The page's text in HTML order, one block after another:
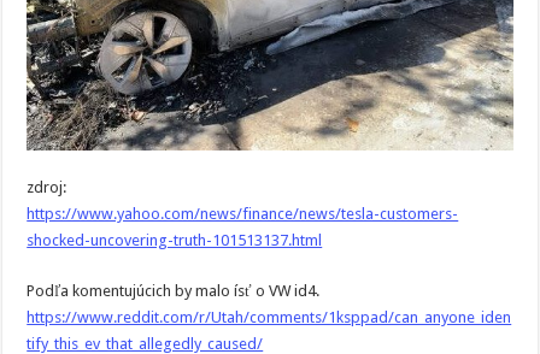
zdroj:
https://www.yahoo.com/news/finance/news/tesla-customers-
shocked-uncovering-truth-101513137.html
Podľa komentujúcich by malo ísť o VW id4.
https://www.reddit.com/r/Utah/comments/1ksppad/can_anyone_iden
tify_this_ev_that_allegedly_caused/